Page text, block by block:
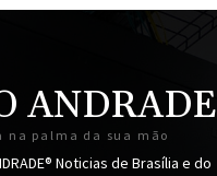
ANDRADE
na palma da sua mão
Noticias de Brasília e do